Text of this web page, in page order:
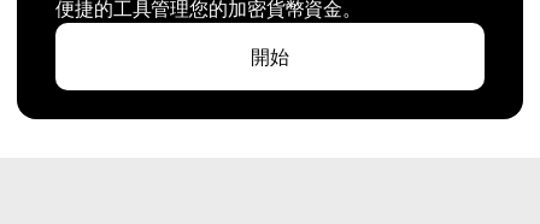
便捷的工具管理您的加密貨幣資金。
開始